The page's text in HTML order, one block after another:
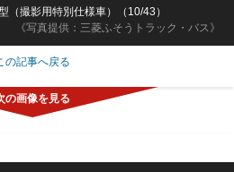
《写真提供：三菱ふそうトラック・バス》
（撮影用特別仕様車）（10/43）
の記事へ戻る